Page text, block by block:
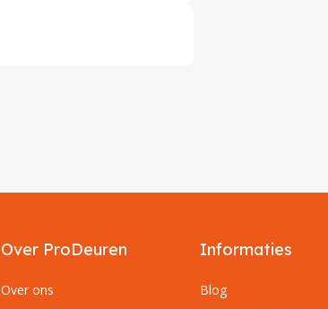
Over ProDeuren
Over ons
Informaties
Blog